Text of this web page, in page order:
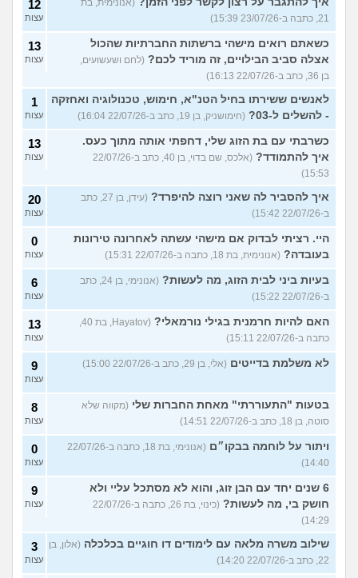
21, כתבה ב-23/07/26 15:39)
12
עצות
כשאתם רואים מישהי ברשתות החברתיות שהכול
אצלה סביב הבילויים, זה מוריד לכם? (לחם ושעשועים,
בן 36, כתב ב-22/07/26 16:13)
13
עצות
לאנשים ששירתו בחיל הטנ"א, חימוש, טכנולוגיה ואחזקה
- להשלים ל-03?
(חימושניק, בן 19, כתב ב-22/07/26 16:04)
1
עצות
כשרבתי עם בת הזוג שלי, דחפתי אותה מתוך כעס.
איך להתמודד?
(אלכס, שם בדוי, בן 40, כתב ב-22/07/26
15:53)
13
עצות
איך להסביר לה שאני רוצה להיפרד?
(עידן, בן 27, כתב
ב-22/07/26 15:42)
20
עצות
היי. רציתי לבדוק אם מישהי עשתה לאחרונה טירונות
בעובדה? (אנונימית, בת 18, כתבה ב-22/07/26 15:31)
0
עצות
בעיות ביני לבית הזוג, מה לעשות?
(אנונימי, בן 24, כתב
ב-22/07/26 15:22)
6
עצות
האם להיות חרמנית בגילי נורמאלי?
כתבה ב-22/07/26 15:11)
13
עצות
לא משלמת בדייטים (אלי, בן 29, כתב ב-22/07/26 15:00) 9
עצות
בטעות "התעוררתי" מאחת החברות שלי (מקווה שלא
סוטה, בן 18, כתב ב-22/07/26 14:51)
8
עצות
ויתור על לוחמה בבקו״ם
(אנונימי, בת 18, כתבה ב-22/07/26
14:40)
0
עצות
6 שנים יחד עם הבן זוג, והוא לא מסתכל עליי ולא
חושק בי, מה לעשות?
(כינוי, בת 26, כתבה ב-22/07/26
14:29)
9
עצות
שילוב משרה מלאה עם לימודים דו חוגיים בכלכלה (אלון, בן
22, כתב ב-22/07/26 14:20)
3
עצות